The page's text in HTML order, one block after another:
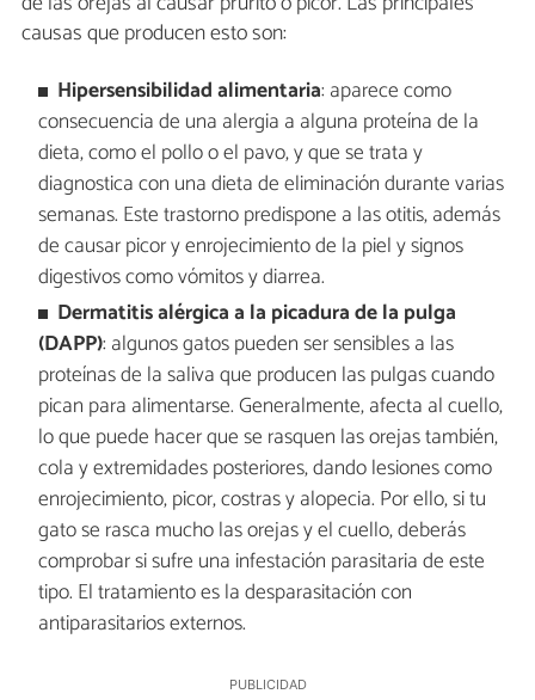
causas que producen esto son:
Hipersensibilidad alimentaria: aparece como
consecuencia de una alergia a alguna proteína de la
dieta, como el pollo o el pavo, y que se trata y
diagnostica con una dieta de eliminación durante varias
semanas. Este trastorno predispone a las otitis, además
de causar picor y enrojecimiento de la piel y signos
digestivos como vómitos y diarrea.
Dermatitis alérgica a la picadura de la pulga
(DAPP): algunos gatos pueden ser sensibles a las
proteínas de la saliva que producen las pulgas cuando
pican para alimentarse. Generalmente, afecta al cuello,
lo que puede hacer que se rasquen las orejas también,
cola y extremidades posteriores, dando lesiones como
enrojecimiento, picor, costras y alopecia. Por ello, si tu
gato se rasca mucho las orejas y el cuello, deberás
comprobar si sufre una infestación parasitaria de este
tipo. El tratamiento es la desparasitación con
antiparasitarios externos.